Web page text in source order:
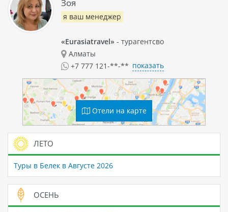
Зоя
я ваш менеджер
«Eurasiatravel» - турагентсво
Алматы
+7 777 121-**-** показать
Отели на карте
ЛЕТО
Туры в Белек в Августе 2026
ОСЕНЬ